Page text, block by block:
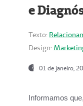
e
Texto:
Design:
01 de janeiro,
Informamos